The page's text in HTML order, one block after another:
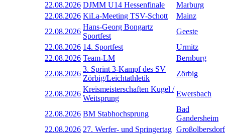
22.08.2026 DJMM U14 Hessenfinale
Marburg
22.08.2026 KiLa-Meeting TSV-Schott
Mainz
22.08.2026
Hans-Georg Bongartz
Sportfest
Geeste
22.08.2026 14. Sportfest
Urmitz
22.08.2026 Team-LM
Bernburg
22.08.2026
3. Sprint 3-Kampf des SV
Zörbig/Leichtathletik
Zörbig
22.08.2026
Kreismeisterschaften Kugel /
Weitsprung
Ewersbach
22.08.2026 BM Stabhochsprung
Bad
Gandersheim
22.08.2026 27. Werfer- und Springertag Großolbersdorf